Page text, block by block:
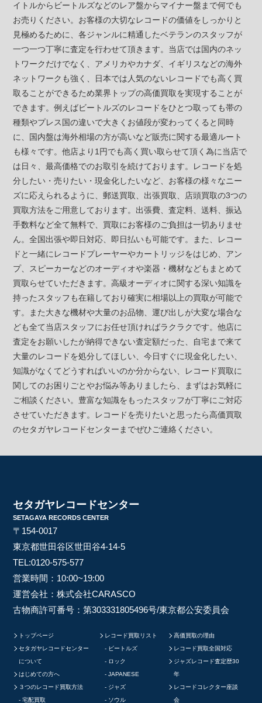
イトルからビートルズなどのレア盤からマイナー盤まで何でも
お売りください。お客様の大切なレコードの価値をしっかりと
見極めるために、各ジャンルに精通したベテランのスタッフが
一つ一つ丁寧に査定を行わせて頂きます。当店では国内のネッ
トワークだけでなく、アメリカやカナダ、イギリスなどの海外
ネットワークも強く、日本では人気のないレコードでも高く買
取ることができるため業界トップの高価買取を実現することが
できます。例えばビートルズのレコードをひとつ取っても帯の
種類やプレス国の違いで大きくお値段が変わってくると同時
に、国内盤は海外相場の方が高いなど販売に関する最適ルート
も様々です。他店より1円でも高く買い取らせて頂く為に当店で
は日々、最高価格でのお取引を続けております。レコードを処
分したい・売りたい・現金化したいなど、お客様の様々なニー
ズに応えられるように、郵送買取、出張買取、店頭買取の3つの
買取方法をご用意しております。出張費、査定料、送料、振込
手数料など全て無料で、買取にお客様のご負担は一切ありませ
ん。全国出張や即日対応、即日払いも可能です。また、レコー
ドと一緒にレコードプレーヤーやカートリッジをはじめ、アン
プ、スピーカーなどのオーディオや楽器・機材などもまとめて
買取らせていただきます。高級オーディオに関する深い知識を
持ったスタッフも在籍しており確実に相場以上の買取が可能で
す。また大きな機材や大量のお品物、運び出しが大変な場合な
ども全て当店スタッフにお任せ頂ければラクラクです。他店に
査定をお願いしたが納得できない査定額だった、自宅まで来て
大量のレコードを処分してほしい、今日すぐに現金化したい、
知識がなくてどうすればいいのか分からない、レコード買取に
関してのお困りごとやお悩み等ありましたら、まずはお気軽に
ご相談ください。豊富な知識をもったスタッフが丁寧にご対応
させていただきます。レコードを売りたいと思ったら高価買取
のセタガヤレコードセンターまでぜひご連絡ください。
セタガヤレコードセンター
SETAGAYA RECORDS CENTER
〒154-0017
東京都世田谷区世田谷4-14-5
TEL:0120-575-577
営業時間：10:00~19:00
運営会社：株式会社CARASCO
古物商許可番号：第303331805496号/東京都公安委員会
トップページ
セタガヤレコードセンター
について
はじめての方へ
３つのレコード買取方法
宅配買取
レコード買取リスト
ビートルズ
ロック
JAPANESE
ジャズ
ソウル
高価買取の理由
レコード買取全国対応
ジャズレコード査定歴30
年
レコードコレクター座談
会